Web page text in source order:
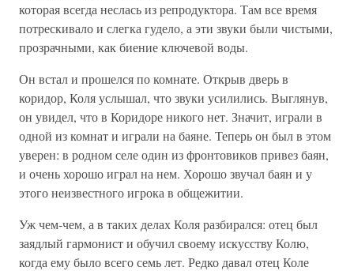
которая всегда неслась из репродуктора. Там все время
потрескивало и слегка гудело, а эти звуки были чистыми,
прозрачными, как биение ключевой воды.
Он встал и прошелся по комнате. Открыв дверь в
коридор, Коля услышал, что звуки усилились. Выглянув,
он увидел, что в Коридоре никого нет. Значит, играли в
одной из комнат и играли на баяне. Теперь он был в этом
уверен: в родном селе один из фронтовиков привез баян,
и очень хорошо играл на нем. Хорошо звучал баян и у
этого неизвестного игрока в общежитии.
Уж чем-чем, а в таких делах Коля разбирался: отец был
заядлый гармонист и обучил своему искусству Колю,
когда ему было всего семь лет. Редко давал отец Коле